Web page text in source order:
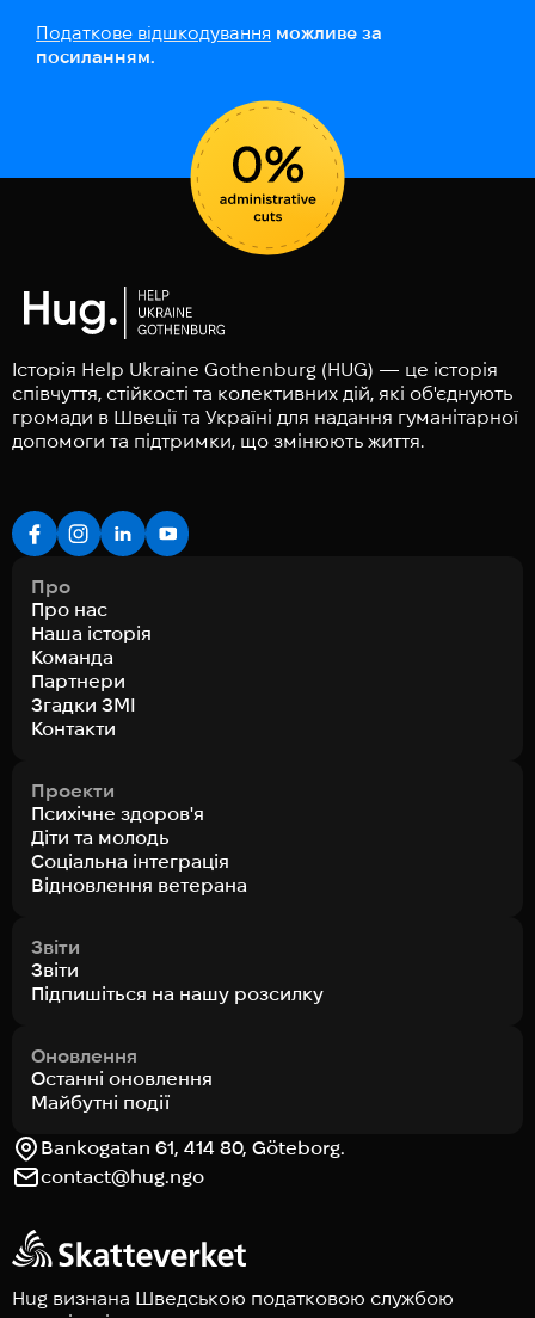
Податкове відшкодування можливе за
посиланням.
Історія Help Ukraine Gothenburg (HUG) — це історія
співчуття, стійкості та колективних дій, які об'єднують
громади в Швеції та Україні для надання гуманітарної
допомоги та підтримки, що змінюють життя.
Про
Про нас
Наша історія
Команда
Партнери
Згадки ЗМІ
Контакти
Проекти
Психічне здоров'я
Діти та молодь
Соціальна інтеграція
Відновлення ветерана
Звіти
Звіти
Підпишіться на нашу розсилку
Оновлення
Останні оновлення
Майбутні події
Bankogatan 61, 414 80, Göteborg.
contact@hug.ngo
Hug визнана Шведською податковою службою